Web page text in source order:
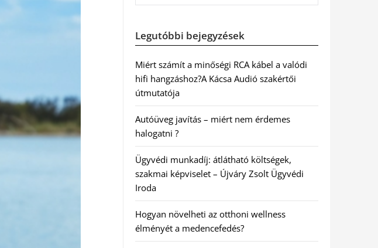
Legutóbbi bejegyzések
Miért számít a minőségi RCA kábel a valódi
hifi hangzáshoz?A Kácsa Audió szakértői
útmutatója
Autóüveg javítás – miért nem érdemes
halogatni ?
Ügyvédi munkadíj: átlátható költségek,
szakmai képviselet – Újváry Zsolt Ügyvédi
Iroda
Hogyan növelheti az otthoni wellness
élményét a medencefedés?